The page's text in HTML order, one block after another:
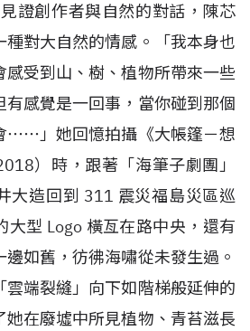
證創作者與自然的對話，陳芯
種對大自然的情感。「我本身也
感受到山、樹、植物所帶來一些
感覺是一回事，當你碰到那個
⋯⋯」她回憶拍攝《大帳篷－想
）時，跟著「海筆子劇團」
大造回到 311 震災福島災區巡
大型 Logo 橫亙在路中央，還有
如舊，彷彿海嘯從未發生過。
雲端裂縫」向下如階梯般延伸的
在廢墟中所見植物、青苔滋長